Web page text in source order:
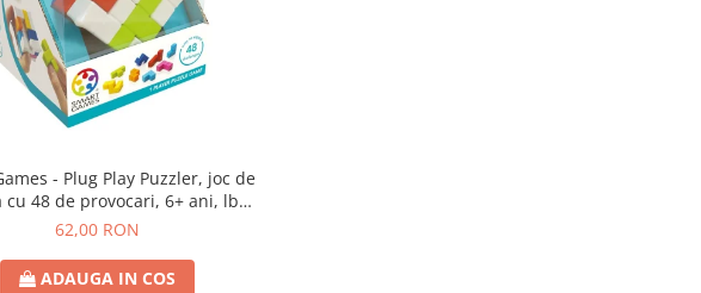
Play Puzzler, joc de
cu 48 de provocari, 6+ ani, lb
romana
62,00 RON
ADAUGA IN COS